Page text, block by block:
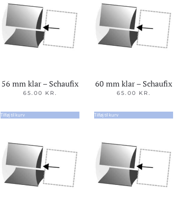
56 mm klar – Schaufix
65.00 KR.
Tilføj til kurv
60 mm klar – Schaufix
65.00 KR.
Tilføj til kurv